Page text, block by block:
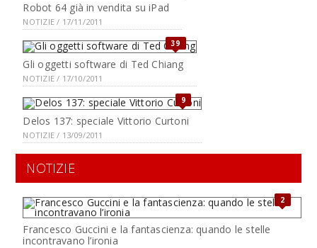
Robot 64 già in vendita su iPad
NOTIZIE / 17/11/2011
39
Gli oggetti software di Ted Chiang
NOTIZIE / 17/10/2011
9
Delos 137: speciale Vittorio Curtoni
NOTIZIE / 13/09/2011
NOTIZIE
2
Francesco Guccini e la fantascienza: quando le stelle
incontravano l’ironia